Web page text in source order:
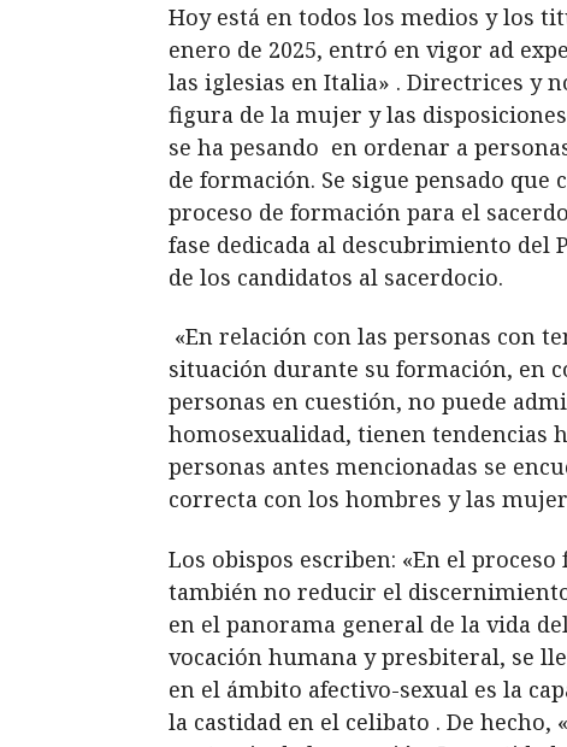
Hoy está en todos los medios y los
enero de 2025, entró en vigor ad
las iglesias en Italia» . Directrices y
figura de la mujer y las
se ha pesando en ordenar a
de formación. Se sigue pensado
proceso de formación para el
fase dedicada al descubrimiento del
de los candidatos al sacerdocio.
«En relación con las personas con
situación durante su formación, en
personas en cuestión, no puede
homosexualidad, tienen tendencias
personas antes mencionadas se
correcta con los hombres y las
Los obispos escriben: «En el
también no reducir el
en el panorama general de la vida
vocación humana y presbiteral, se
en el ámbito afectivo-sexual es la
la castidad en el celibato . De